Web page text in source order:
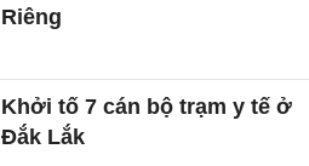
Riêng
Khởi tố 7 cán bộ trạm y tế ở
Đắk Lắk